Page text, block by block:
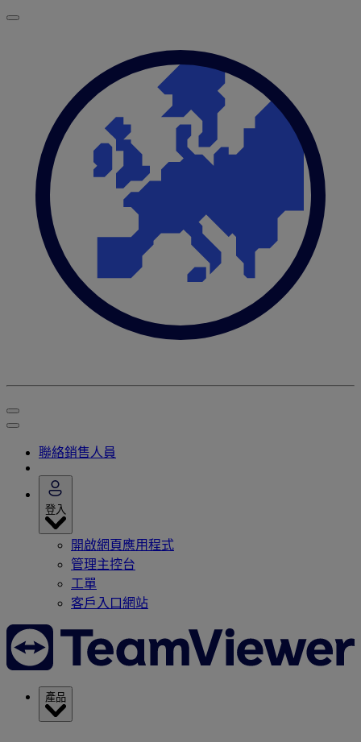
聯絡銷售人員
登入
開啟網頁應用程式
管理主控台
工單
客戶入口網站
產品